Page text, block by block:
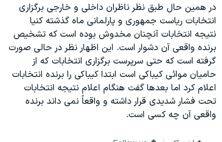
در همين حال طبق نظر ناظران داخلی و خارجی برگزاری
انتخابات رياست جمهوری و پارلمانی ماه گذشته کنيا
نتيجه انتخابات آنچنان مخدوش بوده است که تشخيص
برنده واقعی آن دشوار است. اين اظهار نظر در حالی صورت
گرفته است که حتی سرپرست برگزاری انتخابات که از
حاميان موائی کيباکی است ابتدا کيباکی را برنده انتخابات
اعلام کرد اما بعدها گفت هنگام اعلام نتيجه انتخابات
تحت فشار شديدی قرار داشته و واقعاً نمی داند برنده
واقعی آن چه کسی است.